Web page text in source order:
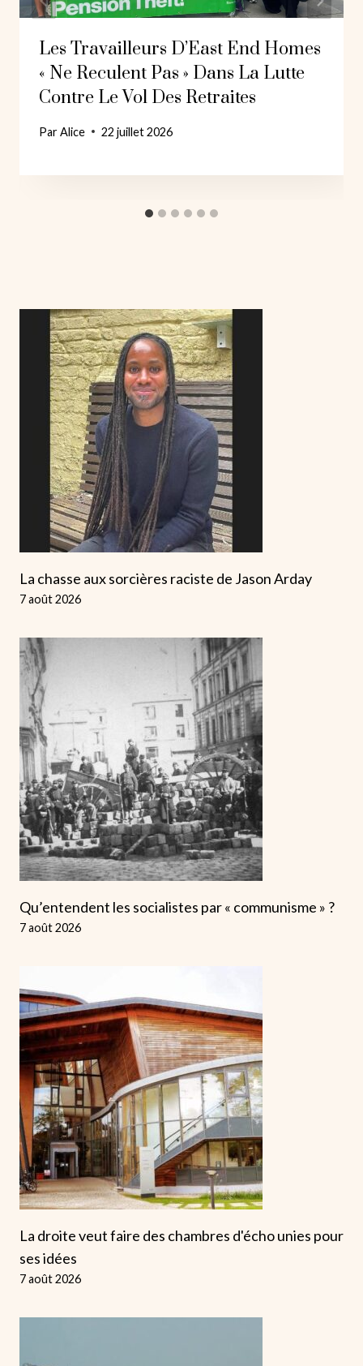
Les Travailleurs D’East End Homes
« Ne Reculent Pas » Dans La Lutte
Contre Le Vol Des Retraites
ParAlice 22 juillet 2026
La chasse aux sorcières raciste de Jason Arday
7 août 2026
Qu’entendent les socialistes par « communisme » ?
7 août 2026
La droite veut faire des chambres d'écho unies pour
ses idées
7 août 2026